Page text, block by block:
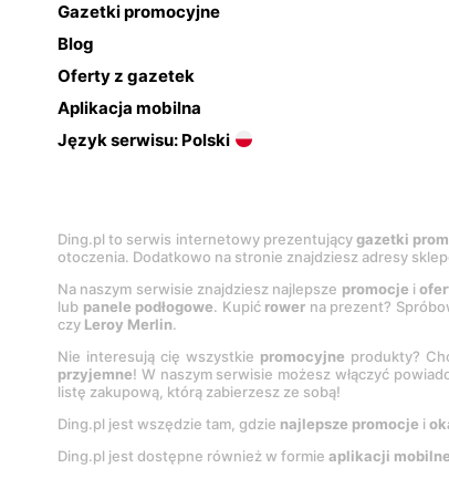
Gazetki promocyjne
Blog
Oferty z gazetek
Aplikacja mobilna
Język serwisu: Polski
Ding.pl to serwis internetowy prezentującygazetki
otoczenia. Dodatkowo na stronie znajdziesz adresy
Na naszym serwisie znajdziesz najlepsze promocje i
lub panele podłogowe. Kupić rower na prezent?
czy Leroy Merlin.
Nie interesują cię wszystkie promocyjne produkty?
przyjemne! W naszym serwisie możesz włączyć
listę zakupową, którą zabierzesz ze sobą!
Ding.pl jest wszędzie tam, gdzie najlepsze promocje i
Ding.pl jest dostępne również w formie aplikacji